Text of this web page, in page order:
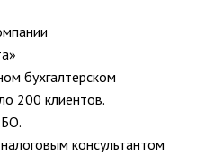
бухгалтерском
200 клиентов.
консультантом